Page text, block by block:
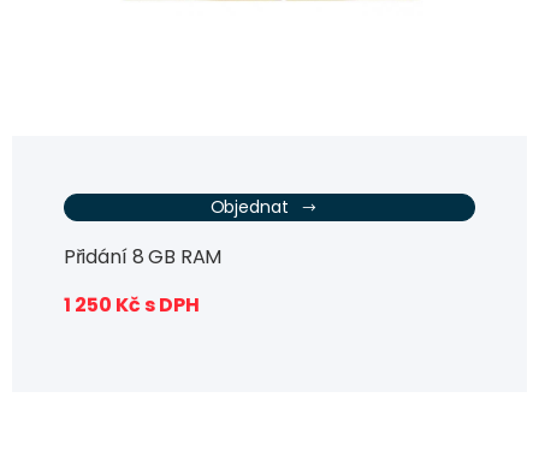
Objednat
Přidání 8 GB RAM
1 250 Kč s DPH